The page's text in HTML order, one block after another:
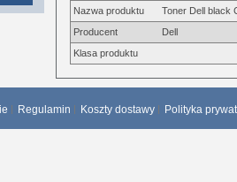
Nazwa produktu
Toner Dell black
Producent
Dell
Klasa produktu
Regulamin Koszty dostawy Polityka